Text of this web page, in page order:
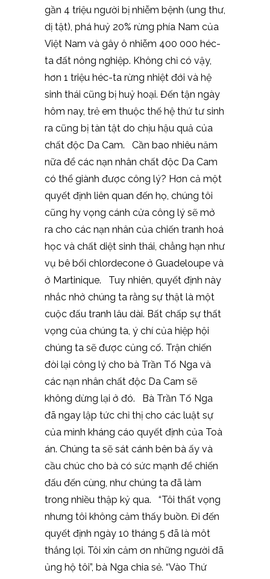
gần 4 triệu người bị nhiễm bệnh (ung thư,
dị tật), phá huỷ 20% rừng phía Nam của
Việt Nam và gây ô nhiễm 400 000 héc-
ta đất nông nghiệp. Không chỉ có vậy,
hơn 1 triệu héc-ta rừng nhiệt đới và hệ
sinh thái cũng bị huỷ hoại. Đến tận ngày
hôm nay, trẻ em thuộc thế hệ thứ tư sinh
ra cũng bị tàn tật do chịu hậu quả của
chất độc Da Cam. Cần bao nhiêu năm
nữa để các nạn nhân chất độc Da Cam
có thể giành được công lý? Hơn cả một
quyết định liên quan đến họ, chúng tôi
cũng hy vọng cánh cửa công lý sẽ mở
ra cho các nạn nhân của chiến tranh hoá
học và chất diệt sinh thái, chẳng hạn như
vụ bê bối chlordecone ở Guadeloupe và
ở Martinique. Tuy nhiên, quyết định này
nhắc nhở chúng ta rằng sự thật là một
cuộc đấu tranh lâu dài. Bất chấp sự thất
vọng của chúng ta, ý chí của hiệp hội
chúng ta sẽ được củng cố. Trận chiến
đòi lại công lý cho bà Trần Tố Nga và
các nạn nhân chất độc Da Cam sẽ
không dừng lại ở đó. Bà Trần Tố Nga
đã ngay lập tức chỉ thị cho các luật sự
của mình kháng cáo quyết định của Toà
án. Chúng ta sẽ sát cánh bên bà ấy và
cầu chúc cho bà có sức mạnh để chiến
đấu đến cùng, như chúng ta đã làm
trong nhiều thập kỷ qua. “Tôi thất vọng
nhưng tôi không cảm thấy buồn. Đi đến
quyết định ngày 10 tháng 5 đã là môt
thắng lợi. Tôi xin cảm ơn những người đã
ủng hộ tôi”, bà Nga chia sẻ. “Vào Thứ